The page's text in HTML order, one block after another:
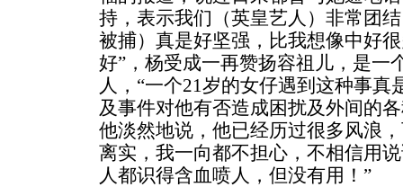
持，表示我们（英皇艺人）非常团
被捕）真是好坚强，比我想像中好
好”，杨受成一再赞扬容祖儿，是一
人，“一个21岁的女仔遇到这种事真
及事件对他有否造成困扰及外间的
他淡然地说，他已经历过很多风浪
离实，我一向都不担心，不相信用
人都识得含血喷人，但没有用！”